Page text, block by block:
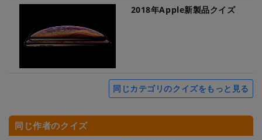
2018年Apple新製品クイズ
同じカテゴリのクイズをもっと見る
同じ作者のクイズ